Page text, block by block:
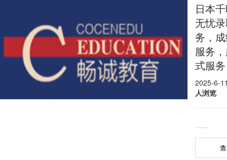
日本
无忧
务，
服务
式服务
2025-6-
人浏览
……